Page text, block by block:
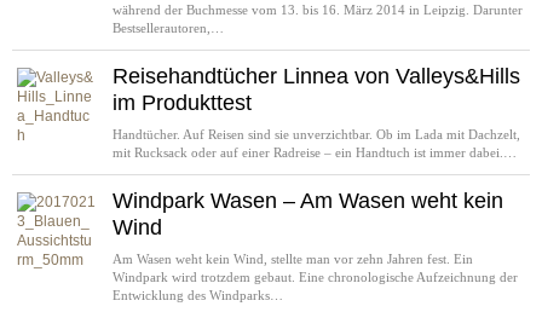
während der Buchmesse vom 13. bis 16. März 2014 in Leipzig. Darunter
Bestsellerautoren,…
Reisehandtücher Linnea von Valleys&Hills
im Produkttest
Handtücher. Auf Reisen sind sie unverzichtbar. Ob im Lada mit Dachzelt,
mit Rucksack oder auf einer Radreise – ein Handtuch ist immer dabei.…
Windpark Wasen – Am Wasen weht kein
Wind
Am Wasen weht kein Wind, stellte man vor zehn Jahren fest. Ein
Windpark wird trotzdem gebaut. Eine chronologische Aufzeichnung der
Entwicklung des Windparks…